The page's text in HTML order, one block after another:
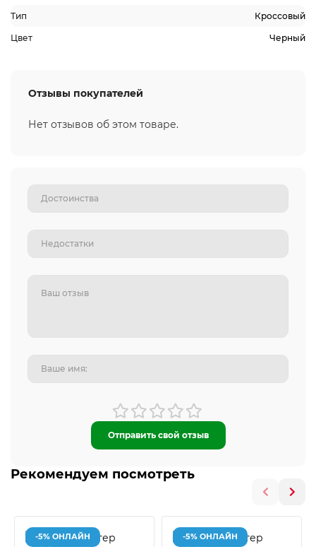
Тип Кроссовый
Цвет Черный
Отзывы покупателей
Нет отзывов об этом товаре.
Отправить свой отзыв
Рекомендуем посмотреть
-5% ОНЛАЙН -5% ОНЛАЙН